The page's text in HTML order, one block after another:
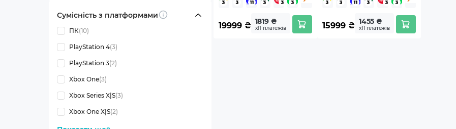
Сумісність з платформами
Info
ПК(10)
PlayStation 4(3)
PlayStation 3(2)
Xbox One(3)
Xbox Series X|S(3)
Xbox One X|S(2)
19999₴ 1819 ₴
х11 платежів 15999₴ 1455 ₴
х11 платежів